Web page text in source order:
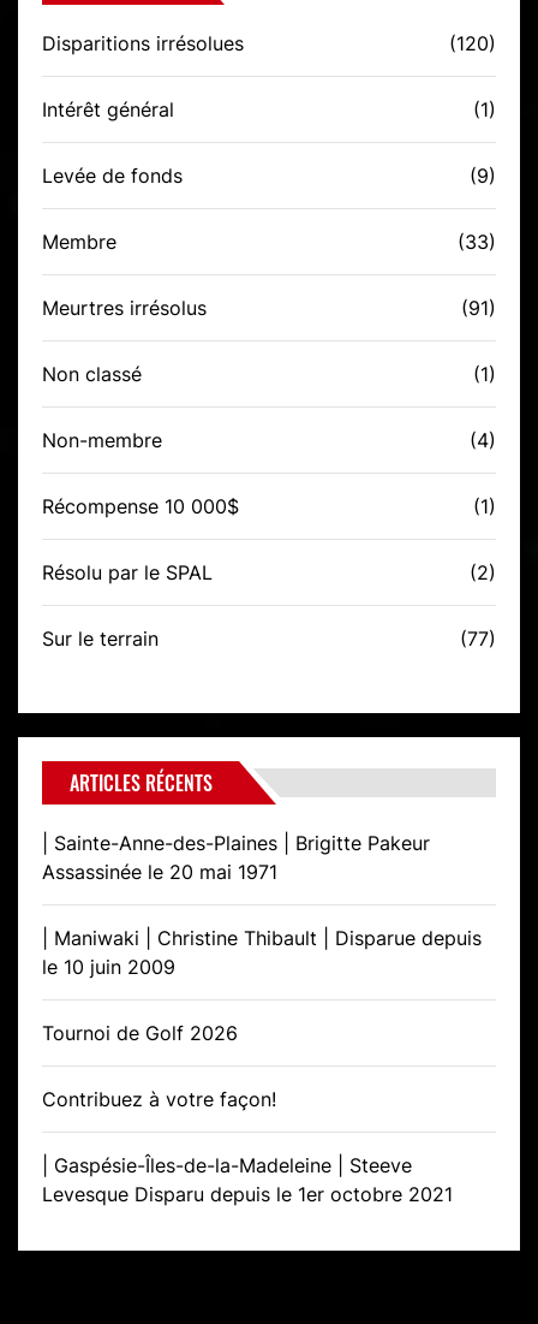
Disparitions irrésolues (120)
Intérêt général (1)
Levée de fonds (9)
Membre (33)
Meurtres irrésolus (91)
Non classé (1)
Non-membre (4)
Récompense 10 000$ (1)
Résolu par le SPAL (2)
Sur le terrain (77)
ARTICLES RÉCENTS
| Sainte-Anne-des-Plaines | Brigitte Pakeur
Assassinée le 20 mai 1971
| Maniwaki | Christine Thibault | Disparue depuis
le 10 juin 2009
Tournoi de Golf 2026
Contribuez à votre façon!
| Gaspésie-Îles-de-la-Madeleine | Steeve
Levesque Disparu depuis le 1er octobre 2021